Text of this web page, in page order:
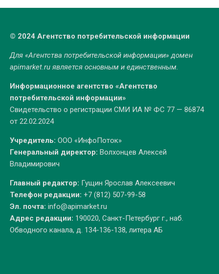
© 2024 Агентство потребительской информации
Для «Агентства потребительской информации» домен
apimarket.ruявляется основным и единственным.
Информационное агентство «Агентство
потребительской информации»
Свидетельство о регистрации СМИ ИА № ФС 77 — 86874
от 22.02.2024
Учредитель: ООО «ИнфоПоток»
Генеральный директор: Волхонцев Алексей
Владимирович
Главный редактор: Гущин Ярослав Алексеевич
Телефон редакции: +7 (812) 507-99-58
Эл. почта: info@apimarket.ru
Адрес редакции: 190020, Санкт-Петербург г., наб.
Обводного канала, д. 134-136-138, литера АБ